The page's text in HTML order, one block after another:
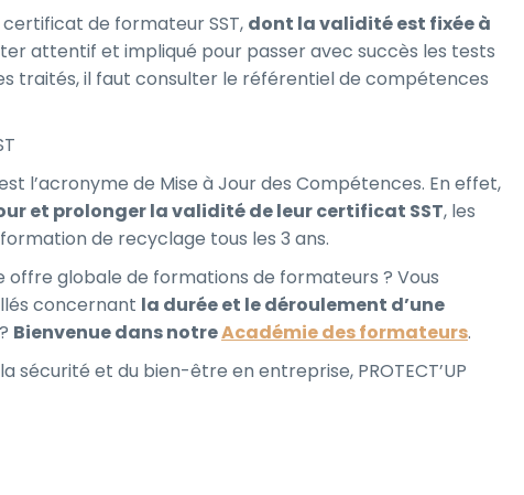
de formateur SST, dont la validité est fixée à
attentif et impliqué pour passer avec succès les tests
traités, il faut consulter le référentiel de compétences
l’acronyme de Mise à Jour des Compétences. En effet,
et prolonger la validité de leur certificat SST, les
de recyclage tous les 3 ans.
offre globale de formations de formateurs ? Vous
concernant la durée et le déroulement d’une
? Bienvenue dans notreAcadémie des formateurs.
et du bien-être en entreprise, PROTECT’UP